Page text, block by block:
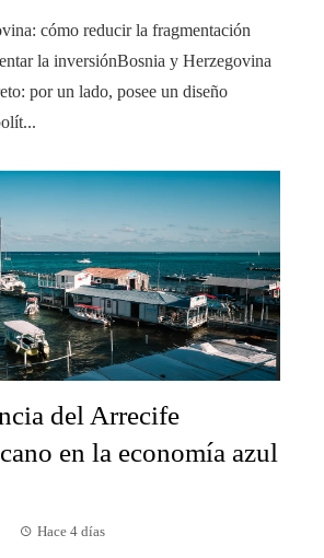
cómo reducir la fragmentación
la inversiónBosnia y Herzegovina
por un lado, posee un diseño
del Arrecife
en la economía azul
Hace 4 días